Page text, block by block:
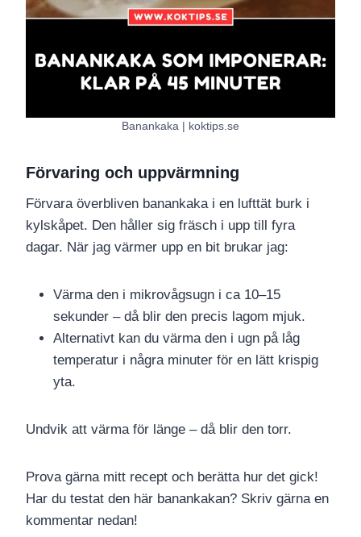
Banankaka | koktips.se
Förvaring och uppvärmning
Förvara överbliven banankaka i en lufttät burk i
kylskåpet. Den håller sig fräsch i upp till fyra
dagar. När jag värmer upp en bit brukar jag:
Värma den i mikrovågsugn i ca 10–15
sekunder – då blir den precis lagom mjuk.
Alternativt kan du värma den i ugn på låg
temperatur i några minuter för en lätt krispig
yta.
Undvik att värma för länge – då blir den torr.
Prova gärna mitt recept och berätta hur det gick!
Har du testat den här banankakan? Skriv gärna en
kommentar nedan!